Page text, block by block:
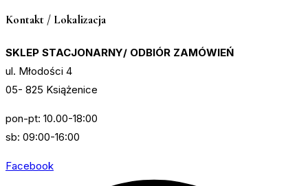
Kontakt / Lokalizacja
SKLEP STACJONARNY/ ODBIÓR ZAMÓWIEŃ
ul. Młodości 4
05- 825 Książenice
pon-pt: 10.00-18:00
sb: 09:00-16:00
Facebook